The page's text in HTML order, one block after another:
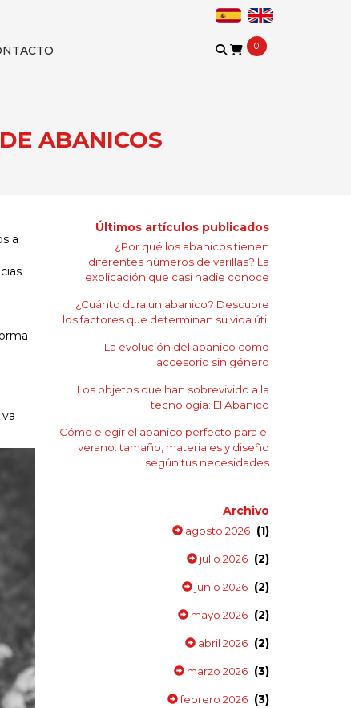
0
ABANICOS
a
Últimos artículos publicados
¿Por qué los abanicos tienen
diferentes números de varillas? La
explicación que casi nadie conoce
¿Cuánto dura un abanico? Descubre
los factores que determinan su vida útil
La evolución del abanico como
accesorio sin género
Los objetos que han sobrevivido a la
tecnología: El Abanico
Cómo elegir el abanico perfecto para el
verano: tamaño, materiales y diseño
según tus necesidades
Archivo
agosto 2026 (1)
julio 2026 (2)
junio 2026 (2)
mayo 2026 (2)
abril 2026 (2)
marzo 2026 (3)
febrero 2026 (3)